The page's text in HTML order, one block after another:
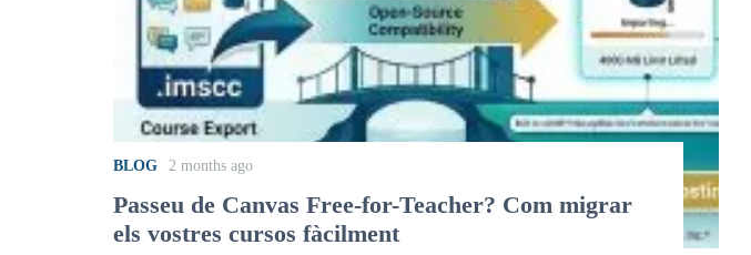
BLOG 2 months ago
Passeu de Canvas Free-for-Teacher? Com migrar
els vostres cursos fàcilment